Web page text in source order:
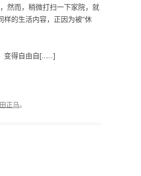
然而，稍微打扫一下家院，就
的生活内容，正因为被“休
变得自由自[……]
正马。